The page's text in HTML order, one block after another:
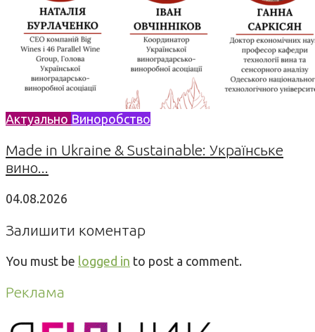
Актуально Виноробство
Made in Ukraine & Sustainable: Українське
вино...
04.08.2026
Залишити коментар
You must be logged in to post a comment.
Реклама